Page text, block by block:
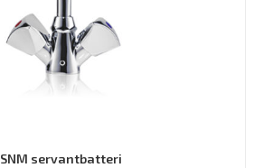
SNM servantbatteri